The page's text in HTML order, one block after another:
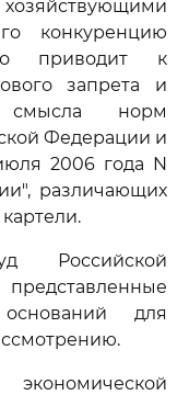
конкуренцию
приводит к
запрета и
смысла норм
Федерации и
2006 года N
различающих
Российской
для